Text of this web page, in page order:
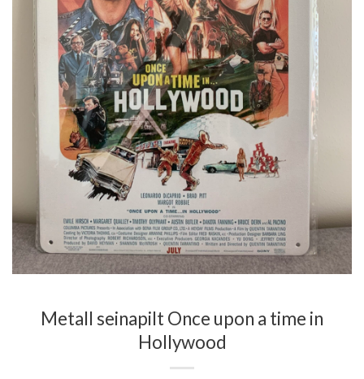
Metall seinapilt Once upon a time in
Hollywood